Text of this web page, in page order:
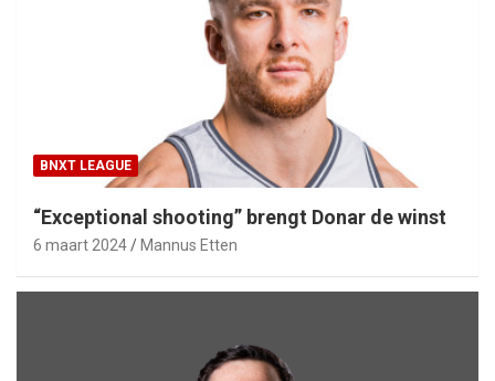
BNXT LEAGUE
“Exceptional shooting” brengt Donar de winst
6 maart 2024 Mannus Etten